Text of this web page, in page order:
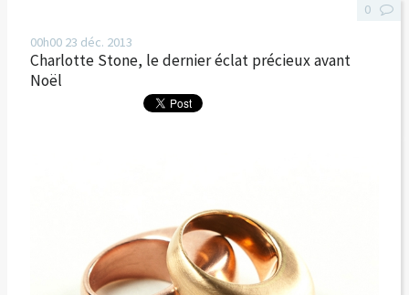
00h00 23 déc. 2013
Charlotte Stone, le dernier éclat précieux avant
Noël
0